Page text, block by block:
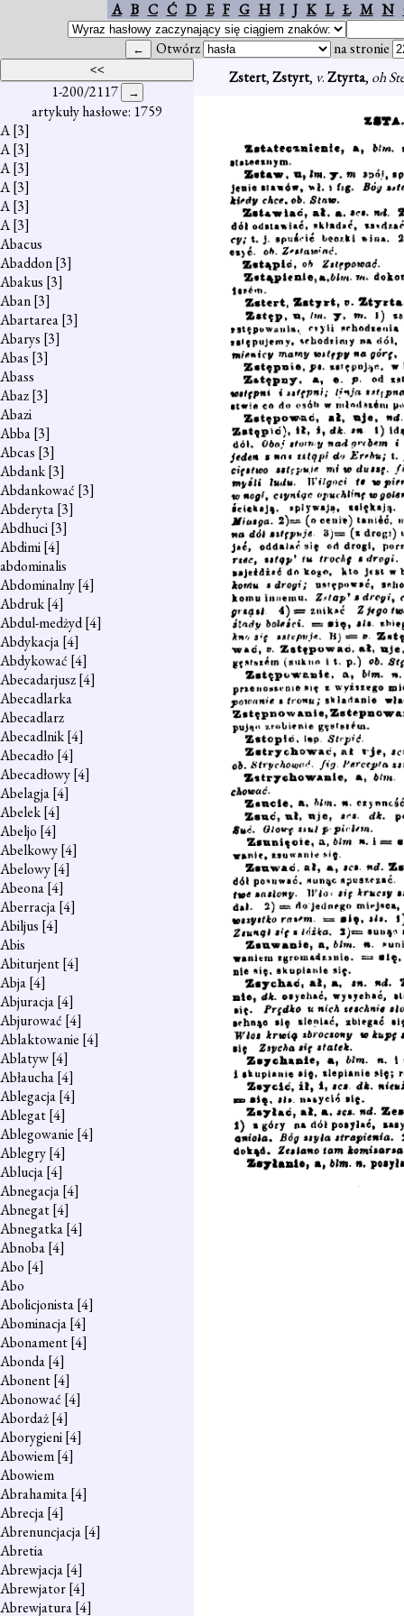
A B C Ć D E F G H I J K L Ł M N
Otwórz na stronie
1-200/2117
artykuły hasłowe: 1759
A[3]
A[3]
A[3]
A[3]
A[3]
A[3]
Abacus
Abaddon[3]
Abakus [3]
Aban[3]
Abartarea[3]
Abarys [3]
Abas [3]
Abass
Abaz[3]
Abazi
Abba[3]
Abcas [3]
Abdank[3]
Abdankować [3]
Abderyta[3]
Abdhuci[3]
Abdimi[4]
abdominalis
Abdominalny[4]
Abdruk[4]
Abdul-medżyd[4]
Abdykacja[4]
Abdykować [4]
Abecadarjusz[4]
Abecadlarka
Abecadlarz
Abecadlnik[4]
Abecadło [4]
Abecadłowy[4]
Abelagja[4]
Abelek[4]
Abeljo [4]
Abelkowy[4]
Abelowy[4]
Abeona[4]
Aberracja[4]
Abiljus [4]
Abis
Abiturjent[4]
Abja[4]
Abjuracja[4]
Abjurować [4]
Ablaktowanie [4]
Ablatyw[4]
Abłaucha[4]
Ablegacja[4]
Ablegat[4]
Ablegowanie [4]
Ablegry[4]
Ablucja[4]
Abnegacja[4]
Abnegat[4]
Abnegatka[4]
Abnoba[4]
Abo [4]
Abo
Abolicjonista[4]
Abominacja[4]
Abonament[4]
Abonda[4]
Abonent[4]
Abonować [4]
Abordaż[4]
Aborygieni[4]
Abowiem[4]
Abowiem
Abrahamita[4]
Abrecja[4]
Abrenuncjacja[4]
Abretia
Abrewjacja[4]
Abrewjator[4]
Abrewjatura[4]
Zstert,Zstyrt, v.Ztyrta, oh